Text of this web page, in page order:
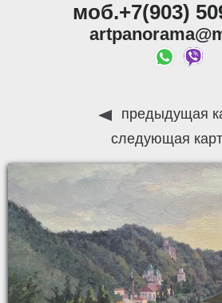
моб.+7(903)
предыдущая
следующая